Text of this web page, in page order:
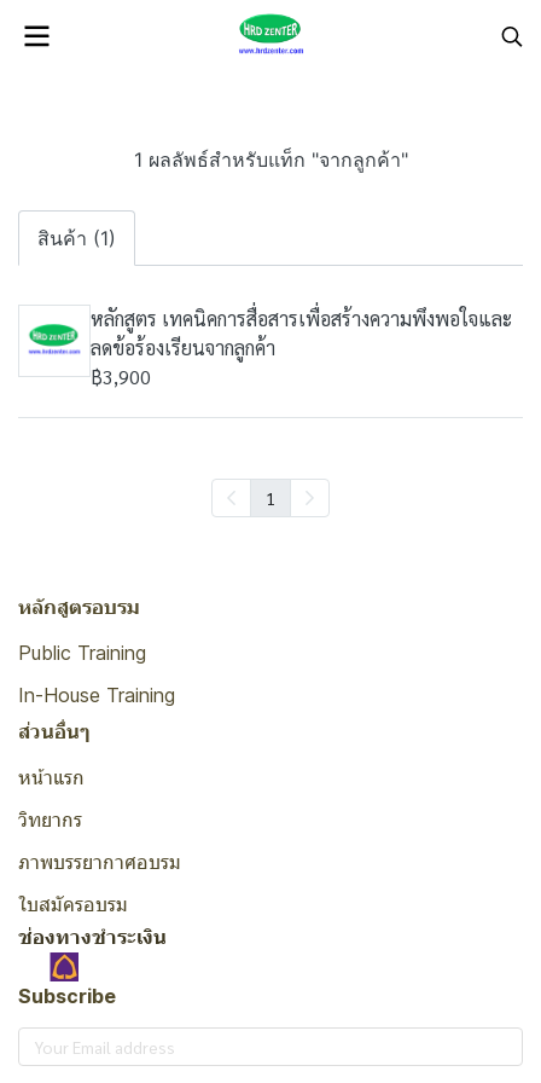
1 ผลลัพธ์สำหรับแท็ก "จากลูกค้า"
สินค้า (1)
หลักสูตร เทคนิคการสื่อสารเพื่อสร้างความพึงพอใจและ
ลดข้อร้องเรียนจากลูกค้า
฿3,900
1
หลักสูตรอบรม
Public Training
In-House Training
ส่วนอื่นๆ
หน้าแรก
วิทยากร
ภาพบรรยากาศอบรม
ใบสมัครอบรม
ช่องทางชำระเงิน
Subscribe